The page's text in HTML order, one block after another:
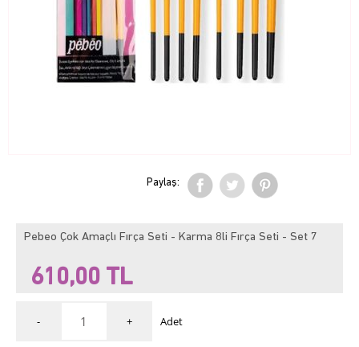
Paylaş:
Pebeo Çok Amaçlı Fırça Seti - Karma 8li Fırça Seti - Set 7
610,00 TL
- + Adet